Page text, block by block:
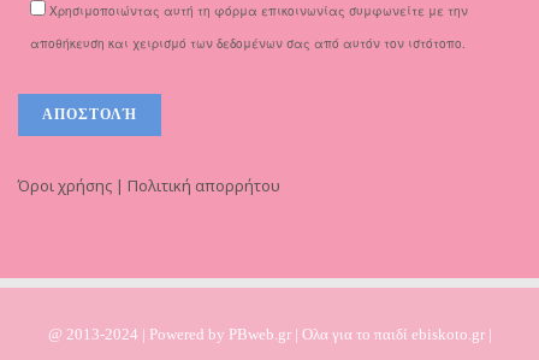
Χρησιμοποιώντας αυτή τη φόρμα επικοινωνίας συμφωνείτε με την
αποθήκευση και χειρισμό των δεδομένων σας από αυτόν τον ιστότοπο.
Όροι χρήσης | Πολιτική απορρήτου
@ 2013-2024 | Powered by PBweb.gr | Ολα για το παιδί ebiskoto.gr |